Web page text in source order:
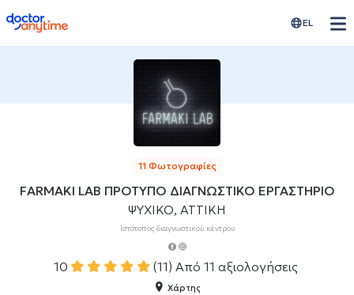
doctoranytime EL
11 Φωτογραφίες
FARMAKI LAB ΠΡΟΤΥΠΟ ΔΙΑΓΝΩΣΤΙΚΟ ΕΡΓΑΣΤΗΡΙΟ
ΨΥΧΙΚΟ, ΑΤΤΙΚΗ
Ιστότοπος διαγνωστικού κέντρου
10 (11) Από 11 αξιολογήσεις
Χάρτης